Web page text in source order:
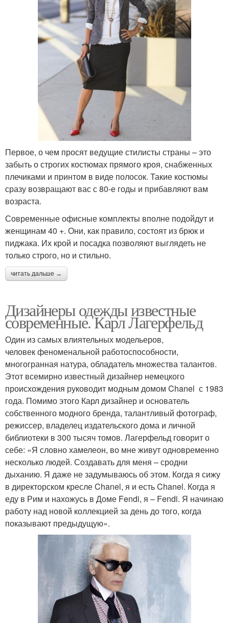
Первое, о чем просят ведущие стилисты страны – это
забыть о строгих костюмах прямого кроя, снабженных
плечиками и принтом в виде полосок. Такие костюмы
сразу возвращают вас с 80-е годы и прибавляют вам
возраста.
Современные офисные комплекты вполне подойдут и
женщинам 40 +. Они, как правило, состоят из брюк и
пиджака. Их крой и посадка позволяют выглядеть не
только строго, но и стильно.
читать дальше →
Дизайнеры одежды известные
современные. Карл Лагерфельд
Один из самых влиятельных модельеров,
человек феноменальной работоспособности,
многогранная натура, обладатель множества талантов.
Этот всемирно известный дизайнер немецкого
происхождения руководит модным домом Chanel с 1983
года. Помимо этого Карл дизайнер и основатель
собственного модного бренда, талантливый фотограф,
режиссер, владелец издательского дома и личной
библиотеки в 300 тысяч томов. Лагерфельд говорит о
себе: «Я словно хамелеон, во мне живут одновременно
несколько людей. Создавать для меня – сродни
дыханию. Я даже не задумываюсь об этом. Когда я сижу
в директорском кресле Chanel, я и есть Chanel. Когда я
еду в Рим и нахожусь в Доме Fendi, я – Fendi. Я начинаю
работу над новой коллекцией за день до того, когда
показывают предыдущую».